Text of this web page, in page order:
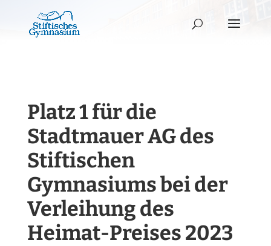
Platz 1 für die
Stadtmauer AG des
Stiftischen
Gymnasiums bei der
Verleihung des
Heimat-Preises 2023